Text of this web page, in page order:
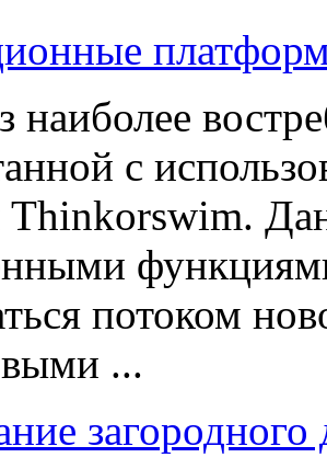
наиболее
с
Thinkorswim.
потоком
...
загородного